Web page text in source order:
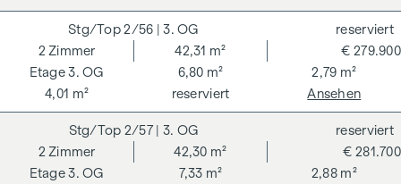
2/56 | 3. OG
3. OG
2Zimmer
42,31 m²
6,80 m²
2,79 m²
4,01 m²
€ 279.900
reserviert
reserviert
Ansehen
2/57 | 3. OG
3. OG
2Zimmer
42,30 m²
7,33 m²
2,88 m²
€ 281.700
reserviert